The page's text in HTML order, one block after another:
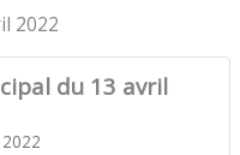
2022
du 13 avril